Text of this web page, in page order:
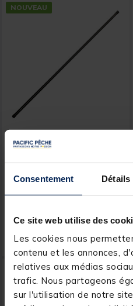
Consentement Détails
Ce site web utilise des
Les cookies nous
contenu et les annonces,
relatives aux médias
trafic. Nous partageons
sur l'utilisation de notre
NOUVEAU
TEOS
[object Object] out of 5
(1)
89, 99 €
Expédition sous 24 h
NOUVEAU